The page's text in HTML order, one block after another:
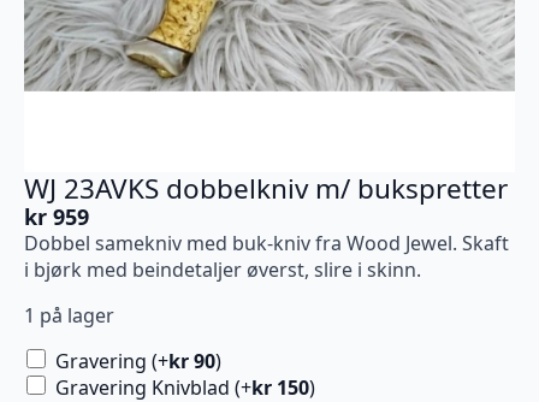
WJ 23AVKS dobbelkniv m/ bukspretter
kr 959
Dobbel samekniv med buk-kniv fra Wood Jewel. Skaft
i bjørk med beindetaljer øverst, slire i skinn.
1 på lager
Gravering (+kr90)
Gravering Knivblad (+kr 150)